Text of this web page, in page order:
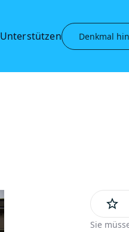
Unterstützen Denkmal
star_outline
Sie